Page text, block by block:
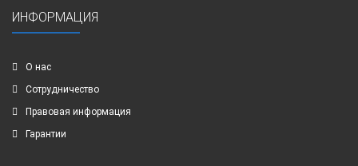
ИНФОРМАЦИЯ
О нас
Сотрудничество
Правовая информация
Гарантии